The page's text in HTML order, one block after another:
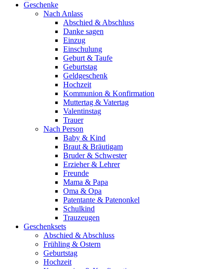
Geschenke
Nach Anlass
Abschied & Abschluss
Danke sagen
Einzug
Einschulung
Geburt & Taufe
Geburtstag
Geldgeschenk
Hochzeit
Kommunion & Konfirmation
Muttertag & Vatertag
Valentinstag
Trauer
Nach Person
Baby & Kind
Braut & Bräutigam
Bruder & Schwester
Erzieher & Lehrer
Freunde
Mama & Papa
Oma & Opa
Patentante & Patenonkel
Schulkind
Trauzeugen
Geschenksets
Abschied & Abschluss
Frühling & Ostern
Geburtstag
Hochzeit